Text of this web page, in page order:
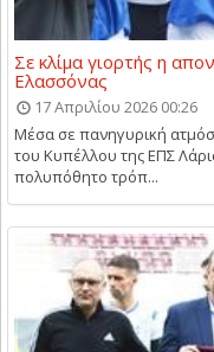
Σε κλίμα γιορτής η
Ελασσόνας
17 Απριλίου 2026 00:26
Μέσα σε πανηγυρική
του Κυπέλλου της ΕΠΣ
πολυπόθητο τρόπ...